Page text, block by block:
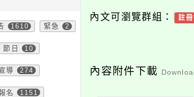
1610 緊急 2
節日 10
導 274
名 1151
內文可瀏覽群組： 註冊
內容附件下載